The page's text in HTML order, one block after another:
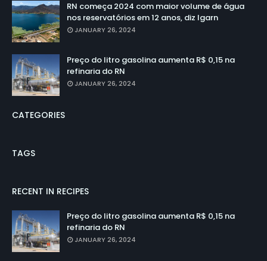
RN começa 2024 com maior volume de água
nos reservatórios em 12 anos, diz Igarn
JANUARY 26, 2024
Preço do litro gasolina aumenta R$ 0,15 na
refinaria do RN
JANUARY 26, 2024
CATEGORIES
TAGS
RECENT IN RECIPES
Preço do litro gasolina aumenta R$ 0,15 na
refinaria do RN
JANUARY 26, 2024